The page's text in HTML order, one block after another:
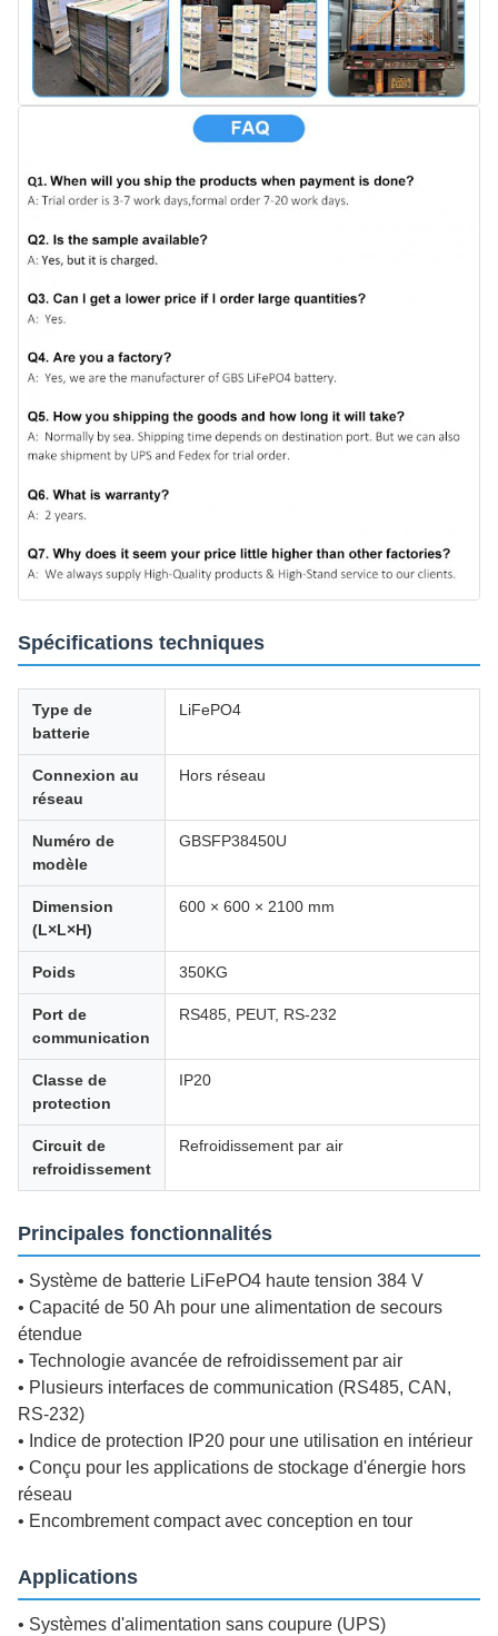
Spécifications techniques
Type de
batterie
LiFePO4
Connexion au
réseau
Hors réseau
Numéro de
modèle
GBSFP38450U
Dimension
(L×L×H)
600 × 600 × 2100 mm
Poids 350KG
Port de
communication
RS485, PEUT, RS-232
Classe de
protection
IP20
Circuit de
refroidissement
Refroidissement par air
Principales fonctionnalités
• Système de batterie LiFePO4 haute tension 384 V
• Capacité de 50 Ah pour une alimentation de secours
étendue
• Technologie avancée de refroidissement par air
• Plusieurs interfaces de communication (RS485, CAN,
RS-232)
• Indice de protection IP20 pour une utilisation en intérieur
• Conçu pour les applications de stockage d'énergie hors
réseau
• Encombrement compact avec conception en tour
Applications
• Systèmes d'alimentation sans coupure (UPS)